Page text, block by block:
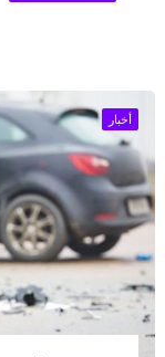
أخبار